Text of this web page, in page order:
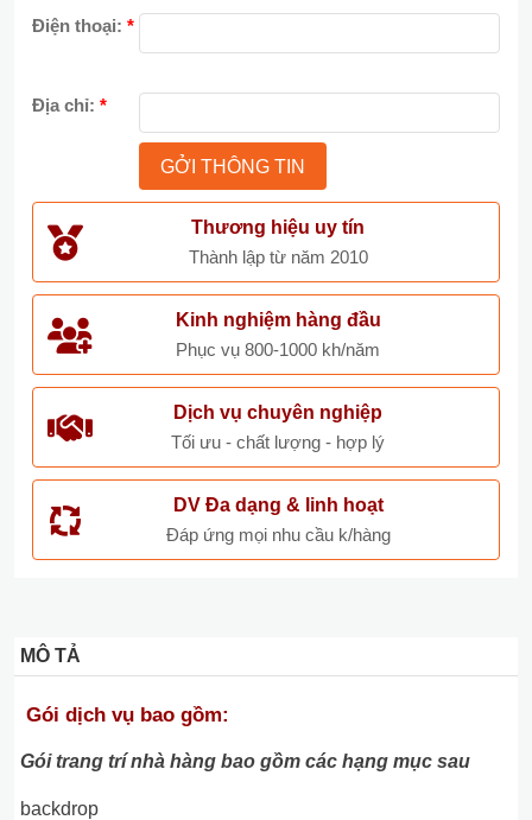
Điện thoại: *
Địa chỉ: *
Thương hiệu uy tín
Thành lập từ năm 2010
Kinh nghiệm hàng đầu
Phục vụ 800-1000 kh/năm
Dịch vụ chuyên nghiệp
Tối ưu - chất lượng - hợp lý
DV Đa dạng & linh hoạt
Đáp ứng mọi nhu cầu k/hàng
MÔ TẢ
Gói dịch vụ bao gồm:
Gói trang trí nhà hàng bao gồm các hạng mục sau
backdrop